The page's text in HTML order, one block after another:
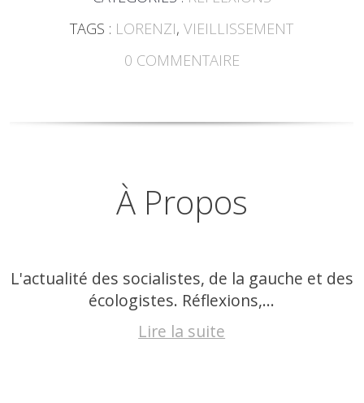
TAGS : LORENZI,VIEILLISSEMENT
0 COMMENTAIRE
À Propos
L'actualité des socialistes, de la gauche et des
écologistes. Réflexions,...
Lire la suite